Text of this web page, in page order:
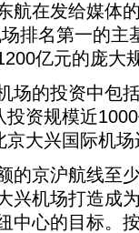
在发给媒体
排名第一的主
亿元的庞大
的投资中包
资规模近
大兴国际机场
京沪航线至
兴机场打造成
中心的目标。